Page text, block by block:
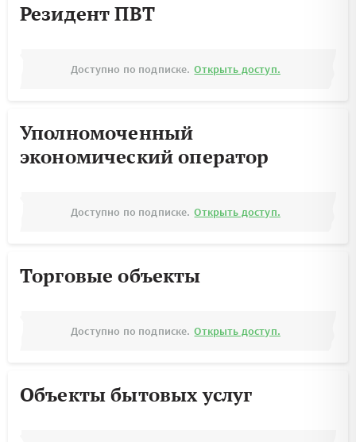
Резидент ПВТ
Доступно по подписке. Открыть доступ.
Уполномоченный
экономический оператор
Доступно по подписке. Открыть доступ.
Торговые объекты
Доступно по подписке. Открыть доступ.
Объекты бытовых услуг